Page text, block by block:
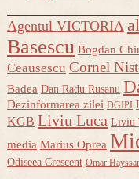
Agentul VICTORIA
Basescu Bogdan
Ceausescu Cornel
Badea Dan Radu Rusanu
Dezinformarea zilei DGIPI
KGB Liviu Luca Liviu
media Marius Oprea
Odiseea Crescent Omar